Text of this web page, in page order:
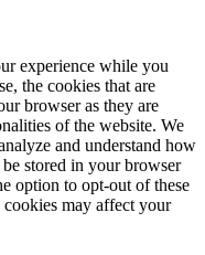
experience while you
the cookies that are
browser as they are
of the website. We
and understand how
stored in your browser
option to opt-out of these
may affect your